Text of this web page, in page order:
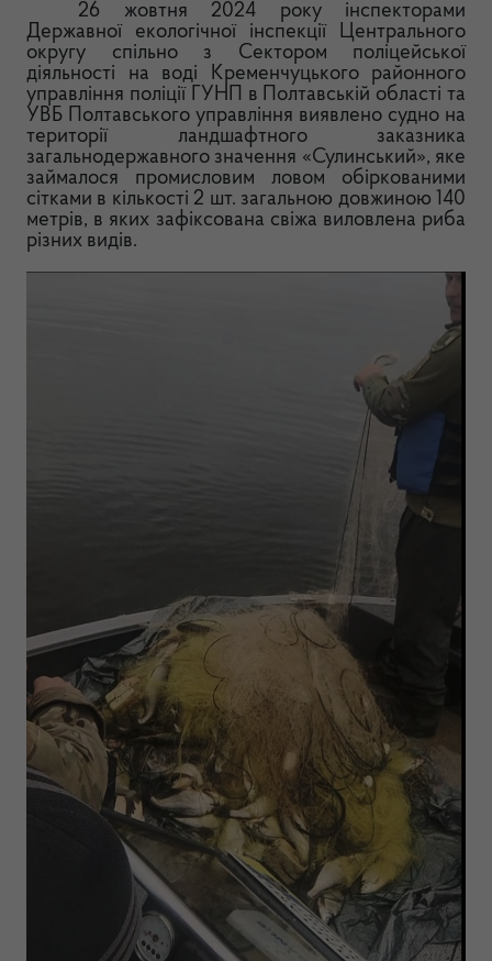
26 жовтня 2024 року інспекторами
Державної екологічної інспекції Центрального
округу спільно з Сектором поліцейської
діяльності на воді Кременчуцького районного
управління поліції ГУНП в Полтавській області та
УВБ Полтавського управління виявлено судно на
території ландшафтного заказника
загальнодержавного значення «Сулинський», яке
займалося промисловим ловом обіркованими
сітками в кількості 2 шт. загальною довжиною 140
метрів, в яких зафіксована свіжа виловлена риба
різних видів.